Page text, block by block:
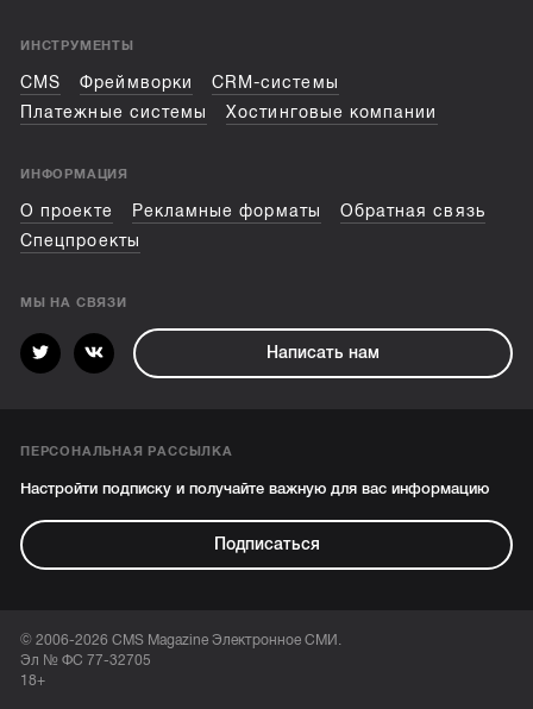
ИНСТРУМЕНТЫ
CMS Фреймворки
CRM-системы
Платежные системы
Хостинговые компании
ИНФОРМАЦИЯ
О проекте Рекламные форматы
Обратная связь
Спецпроекты
МЫ НА СВЯЗИ
Написать нам
ПЕРСОНАЛЬНАЯ РАССЫЛКА
Настройти подписку и получайте важную для вас информацию
Подписаться
© 2006-2026 CMS Magazine Электронное СМИ.
Эл № ФС 77-32705
18+